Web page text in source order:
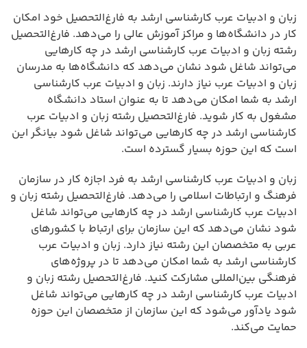
زبان و ادبیات عرب کارشناسی ارشد به فارغ‌التحصیل خود امکان
کار در دانشگاه‌ها و مراکز آموزش عالی را می‌دهد. فارغ‌التحصیل
رشته زبان و ادبیات عرب کارشناسی ارشد در چه کارهایی
می‌تواند شاغل شود نشان می‌دهد که دانشگاه‌ها به مدرسان
زبان و ادبیات عرب نیاز دارند. زبان و ادبیات عرب کارشناسی
ارشد به شما امکان می‌دهد تا به عنوان استاد دانشگاه
مشغول به کار شوید. فارغ‌التحصیل رشته زبان و ادبیات عرب
کارشناسی ارشد در چه کارهایی می‌تواند شاغل شود بیانگر این
است که این حوزه بسیار گسترده است.
زبان و ادبیات عرب کارشناسی ارشد به فرد اجازه کار در سازمان
فرهنگ و ارتباطات اسلامی را می‌دهد. فارغ‌التحصیل رشته زبان و
ادبیات عرب کارشناسی ارشد در چه کارهایی می‌تواند شاغل
شود نشان می‌دهد که این سازمان برای ارتباط با کشورهای
عربی به متخصصان این رشته نیاز دارد. زبان و ادبیات عرب
کارشناسی ارشد به شما امکان می‌دهد تا در پروژه‌های
فرهنگی بین‌المللی مشارکت کنید. فارغ‌التحصیل رشته زبان و
ادبیات عرب کارشناسی ارشد در چه کارهایی می‌تواند شاغل
شود یادآور می‌شود که این سازمان از متخصصان این حوزه
حمایت می‌کند.